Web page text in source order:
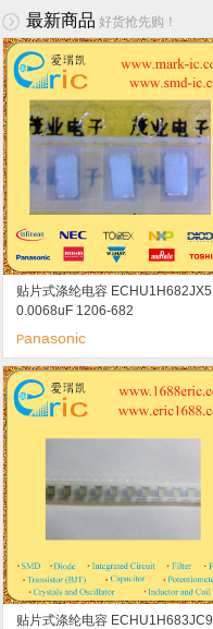
最新商品 好货抢先购！
贴片式涤纶电容 ECHU1H682JX5
0.0068uF 1206-682
Panasonic
贴片式涤纶电容 ECHU1H683JC9